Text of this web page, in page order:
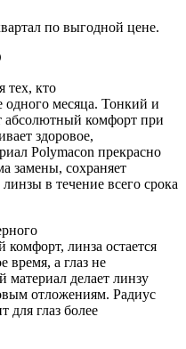
по выгодной цене.
тех, кто
одного месяца. Тонкий и
абсолютный комфорт при
здоровое,
Polymacon прекрасно
замены, сохраняет
в течение всего срока
комфорт, линза остается
время, а глаз не
делает линзу
отложениям. Радиус
для глаз более